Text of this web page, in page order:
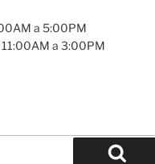
a 5:00PM
11:00AM a 3:00PM